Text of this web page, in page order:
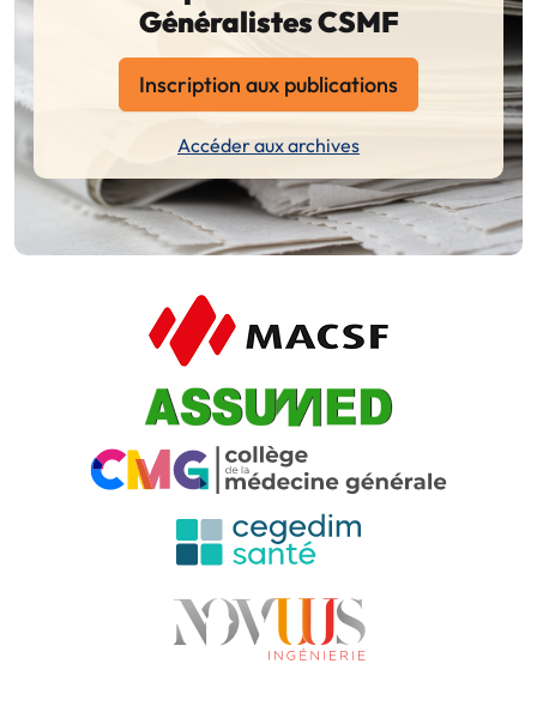
Généralistes CSMF
Inscription aux publications
Accéder aux archives